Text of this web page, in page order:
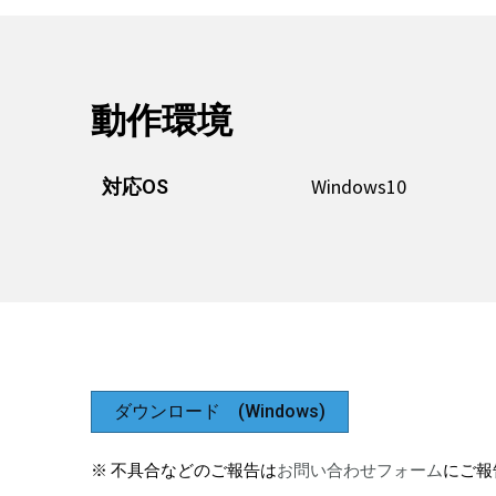
動作環境
対応OS Windows10
ダウンロード (Windows)
※ 不具合などのご報告はお問い合わせフォームにご